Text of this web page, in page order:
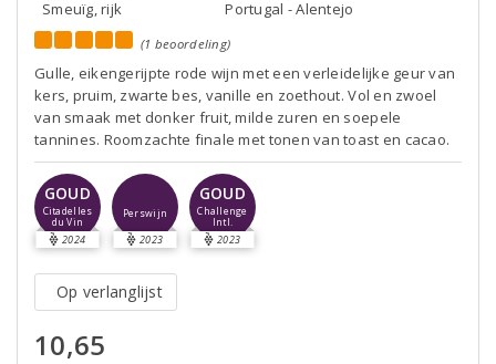
Smeuïg, rijk Portugal - Alentejo
(1 beoordeling)
Gulle, eikengerijpte rode wijn met een verleidelijke geur van
kers, pruim, zwarte bes, vanille en zoethout. Vol en zwoel
van smaak met donker fruit, milde zuren en soepele
tannines. Roomzachte finale met tonen van toast en cacao.
GOUD
Citadelles
du Vin
2024
Perswijn
2023
GOUD
Challenge
Intl.
2023
Op verlanglijst
10,65